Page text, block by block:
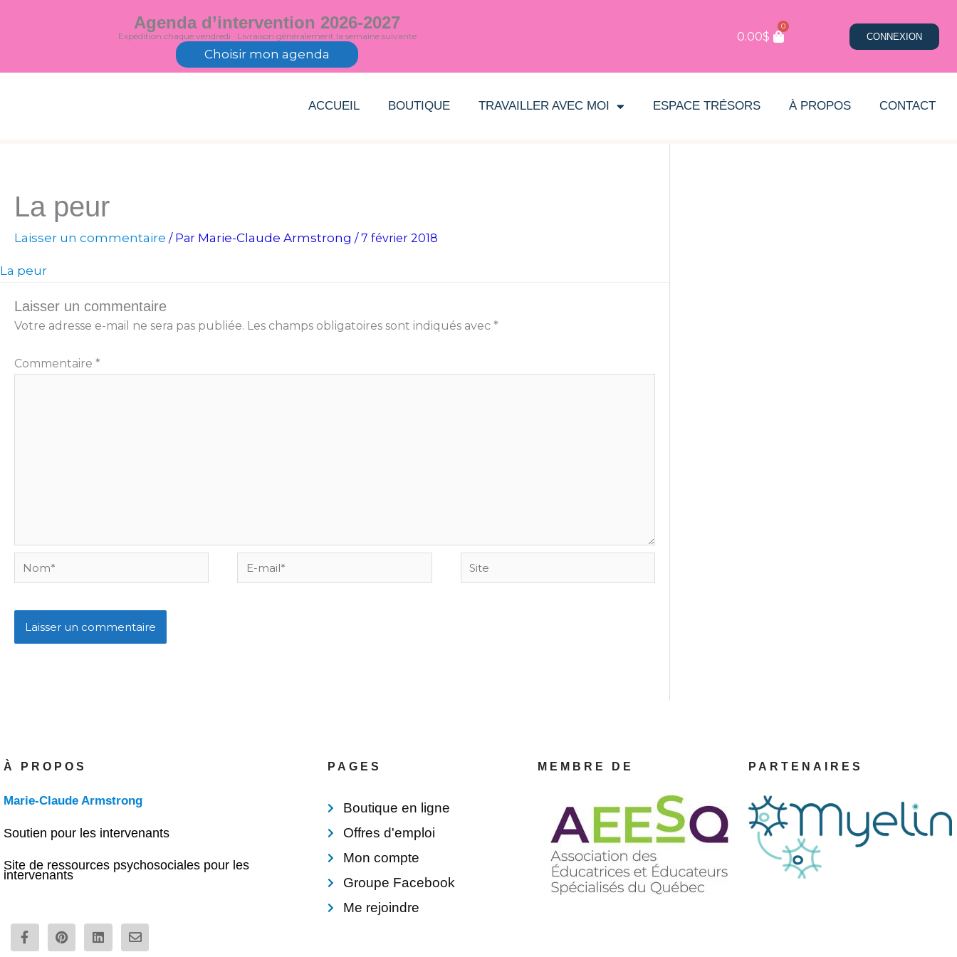
Agenda d’intervention 2026-2027
Expédition chaque vendredi · Livraison généralement la semaine suivante
Choisir mon agenda
0.00$
0
CONNEXION
ACCUEIL BOUTIQUE TRAVAILLER AVEC MOI ESPACE TRÉSORS À PROPOS CONTACT
La peur
Laisser un commentaire / Par Marie-Claude Armstrong /7 février 2018
La peur
Laisser un commentaire
Votre adresse e-mail ne sera pas publiée. Les champs obligatoires sont indiqués avec *
Commentaire *
Nom*
E-
mail*
Site
À PROPOS
Marie-Claude Armstrong
Soutien pour les intervenants
Site de ressources psychosociales pour les
intervenants
F
a
P
i
L
i
E
n
PAGES
Boutique en ligne
Offres d'emploi
Mon compte
Groupe Facebook
Me rejoindre
MEMBRE DE PARTENAIRES